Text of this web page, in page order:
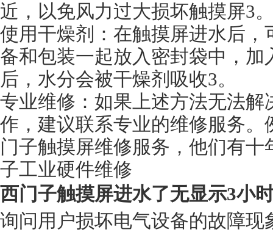
近，以免风力过大损坏触摸屏3
使用干燥剂：在触摸屏进水后
备和包装一起放入密封袋中，
后，水分会被干燥剂吸收3。
专业维修：如果上述方法无法
作，建议联系专业的维修服务
门子触摸屏维修服务，他们有
子工业硬件维修
西门子触摸屏进水了无显示3小
询问用户损坏电气设备的故障